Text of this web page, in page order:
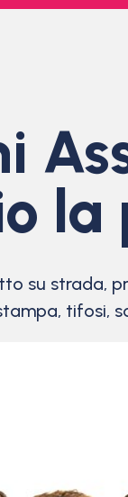
la
su strada,
tifosi,